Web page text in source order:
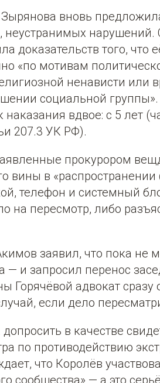
вновь
неустранимых нарушений.
доказательств того, что
«по мотивам
ненависти или
социальной
вдвое: с 5 лет
207.3 УК РФ).
прокурором
вины в
телефон и системный
на пересмотр, либо
заявил, что пока не
— и запросил перенос
Горячёвой адвокат сразу
если дело
в качестве
по противодействию
что Королёв
сообщества» — а это